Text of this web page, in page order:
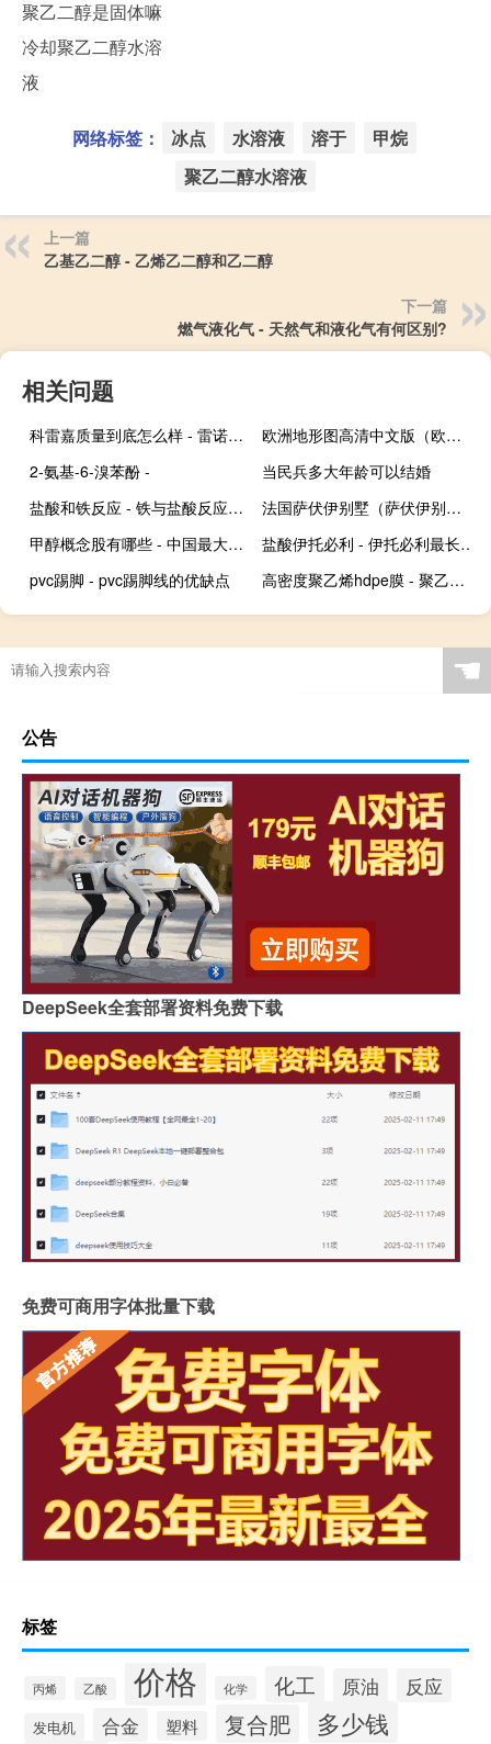
聚乙二醇是固体嘛
冷却聚乙二醇水溶
液
网络标签： 冰点 水溶液 溶于
甲烷
聚乙二醇水溶液
上一篇
乙基乙二醇 - 乙烯乙二醇和乙二醇
下一篇
燃气液化气 - 天然气和液化气有何区别?
相关问题
科雷嘉质量到底怎么样 - 雷诺科雷嘉cvt变速箱怎么样
欧洲地形图高清中文版（欧洲地形）
2-氨基-6-溴苯酚 -
当民兵多大年龄可以结婚
盐酸和铁反应 - 铁与盐酸反应的现象
法国萨伏伊别墅（萨伏伊别墅）
甲醇概念股有哪些 - 中国最大甲醇上市公司
盐酸伊托必利 - 伊托必利最长可吃多久
pvc踢脚 - pvc踢脚线的优缺点
高密度聚乙烯hdpe膜 - 聚乙烯23050性能参数
☚
公告
DeepSeek全套部署资料免费下载
免费可商用字体批量下载
标签
丙烯 乙酸 价格 化学 化工 原油 反应
发电机 合金 塑料 复合肥 多少钱